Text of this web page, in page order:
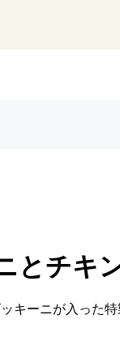
とチキ
キーニが入った